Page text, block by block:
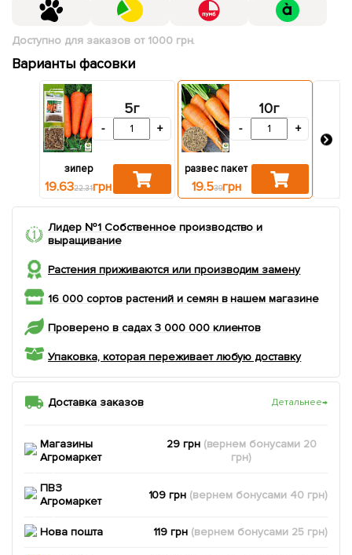
Доступно для заказов от 1000 грн.
Варианты фасовки
5г
- +
зипер
19.6322.31грн
10г
- +
развес пакет
19.539грн
Лидер №1 Собственное производство и
выращивание
Растения приживаются или производим замену
16 000 сортов растений и семян в нашем магазине
Проверено в садах 3 000 000 клиентов
Упаковка, которая переживает любую доставку
Доставка заказов Детальнее→
Магазины
Агромаркет
29 грн (вернем бонусами 20
грн)
ПВЗ
Агромаркет
109 грн (вернем бонусами 40 грн)
Нова пошта 119 грн (вернем бонусами 25 грн)